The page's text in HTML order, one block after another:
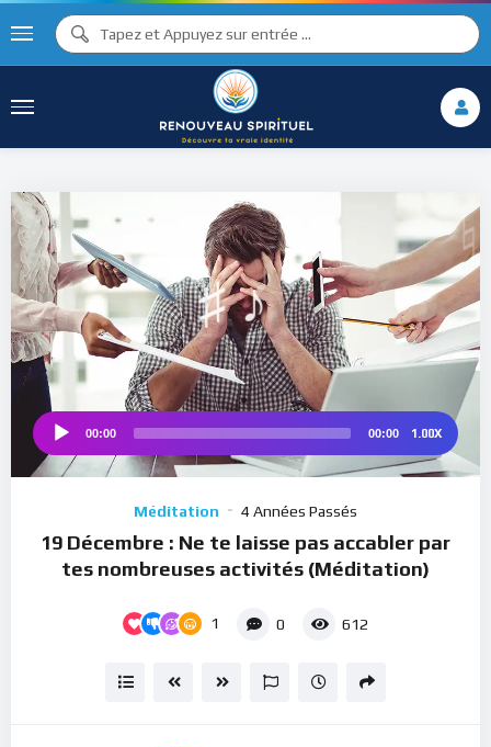
♫ ♩
♩
♯ ♪ ♯ ♬
♫
♮
Audio
00:00 00:00 1.00X
Méditation 4 Années Passés
19 Décembre : Ne te laisse pas accabler par
tes nombreuses activités (Méditation)
1 0 612